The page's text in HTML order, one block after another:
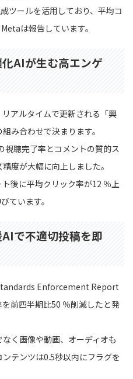
ツールを活用しており、平均コ
は報告しています。
AIが生む高エンゲ
アルタイムで更新される「興
み合わせで決まります。
視聴完了率とコメントの質的ス
度が大幅に向上しました。
後に平均クリック率が12 ％上
ています。
で不適切投稿を即
Enforcement Report
前四半期比50 ％削減したと発
く画像や動画、オーディオも
テンツは0.5秒以内にフラグを